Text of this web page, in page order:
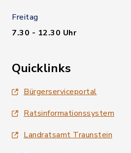
Freitag
7.30 - 12.30 Uhr
Quicklinks
Bürgerserviceportal
Ratsinformationssystem
Landratsamt Traunstein